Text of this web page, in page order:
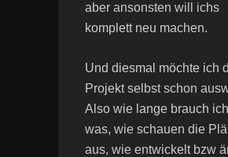
aber ansonsten will ichs
komplett neu machen.
Und diesmal möchte ich
Projekt selbst schon
Also wie lange brauch
was, wie schauen die
aus, wie entwickelt bzw